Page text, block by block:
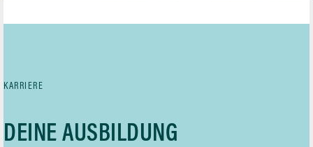
KARRIERE
DEINE AUSBILDUNG